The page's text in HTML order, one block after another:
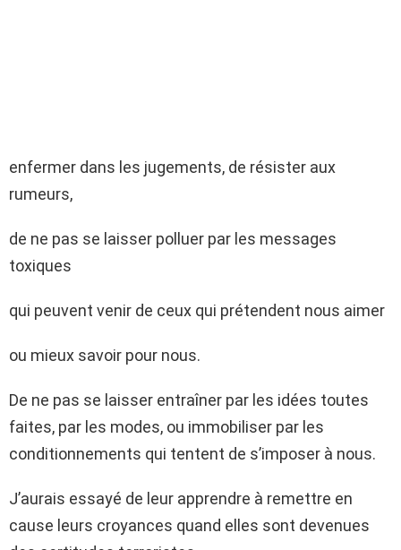
enfermer dans les jugements, de résister aux
rumeurs,
de ne pas se laisser polluer par les messages
toxiques
qui peuvent venir de ceux qui prétendent nous aimer
ou mieux savoir pour nous.
De ne pas se laisser entraîner par les idées toutes
faites, par les modes, ou immobiliser par les
conditionnements qui tentent de s’imposer à nous.
J’aurais essayé de leur apprendre à remettre en
cause leurs croyances quand elles sont devenues